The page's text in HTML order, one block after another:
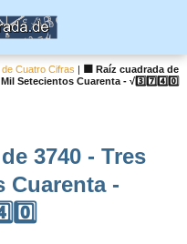
Cuatro Cifras |
🟦 Raíz cuadrada de
Setecientos Cuarenta - √3️⃣7️⃣4️⃣0️⃣
3740 - Tres
Cuarenta -